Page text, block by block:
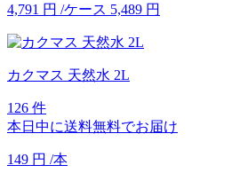
4,791 円 /ケース 5,489 円
カクマス 天然水 2L
126 件
本日中に送料無料でお届け
149 円 /本